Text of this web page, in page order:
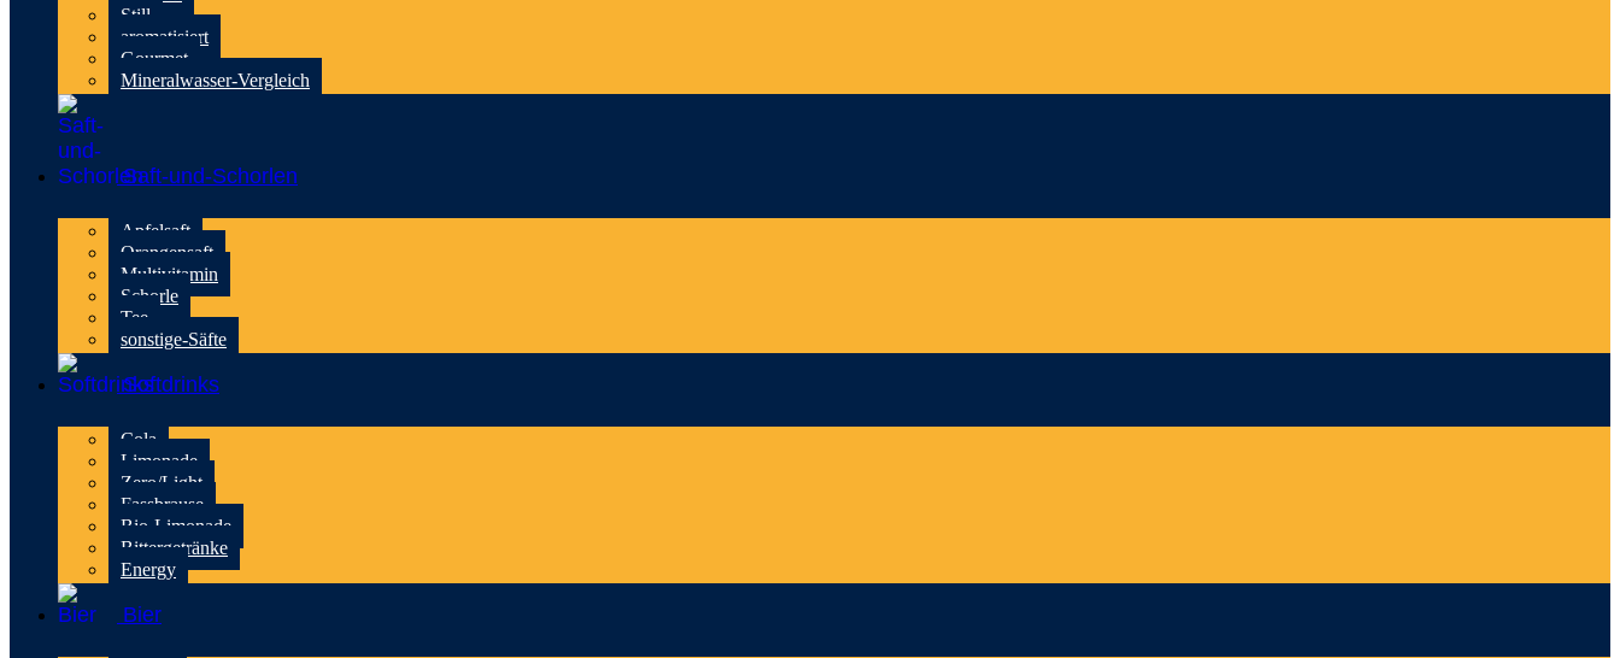
Still
aromatisiert
Gourmet
Mineralwasser-Vergleich
Saft-und-Schorlen
Apfelsaft
Orangensaft
Multivitamin
Schorle
Tee
sonstige-Säfte
Softdrinks
Cola
Limonade
Zero/Light
Fassbrause
Bio-Limonade
Bittergetränke
Energy
Bier